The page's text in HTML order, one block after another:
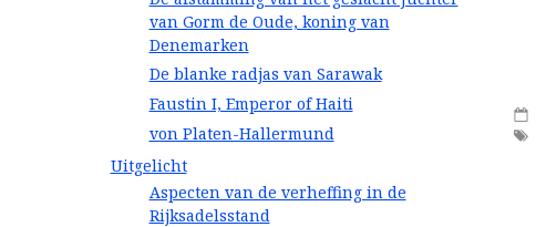
van Gorm de Oude, koning van
Denemarken
De blanke radjas van Sarawak
Faustin I, Emperor of Haiti
von Platen-Hallermund
Uitgelicht
Aspecten van de verheffing in de
Rijksadelsstand